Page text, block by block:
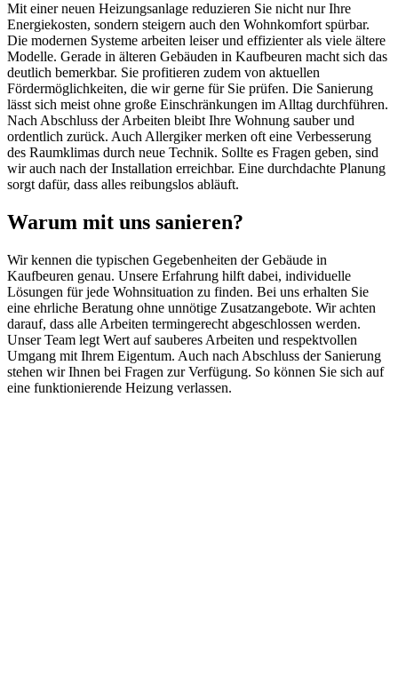
Mit einer neuen Heizungsanlage reduzieren Sie nicht nur Ihre
Energiekosten, sondern steigern auch den Wohnkomfort spürbar.
Die modernen Systeme arbeiten leiser und effizienter als viele ältere
Modelle. Gerade in älteren Gebäuden in Kaufbeuren macht sich das
deutlich bemerkbar. Sie profitieren zudem von aktuellen
Fördermöglichkeiten, die wir gerne für Sie prüfen. Die Sanierung
lässt sich meist ohne große Einschränkungen im Alltag durchführen.
Nach Abschluss der Arbeiten bleibt Ihre Wohnung sauber und
ordentlich zurück. Auch Allergiker merken oft eine Verbesserung
des Raumklimas durch neue Technik. Sollte es Fragen geben, sind
wir auch nach der Installation erreichbar. Eine durchdachte Planung
sorgt dafür, dass alles reibungslos abläuft.
Warum mit uns sanieren?
Wir kennen die typischen Gegebenheiten der Gebäude in
Kaufbeuren genau. Unsere Erfahrung hilft dabei, individuelle
Lösungen für jede Wohnsituation zu finden. Bei uns erhalten Sie
eine ehrliche Beratung ohne unnötige Zusatzangebote. Wir achten
darauf, dass alle Arbeiten termingerecht abgeschlossen werden.
Unser Team legt Wert auf sauberes Arbeiten und respektvollen
Umgang mit Ihrem Eigentum. Auch nach Abschluss der Sanierung
stehen wir Ihnen bei Fragen zur Verfügung. So können Sie sich auf
eine funktionierende Heizung verlassen.